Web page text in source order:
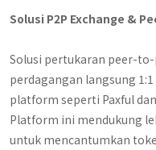
Solusi P2P Exchange &
Solusi pertukaran peer-
perdagangan langsung
platform seperti Paxful
Platform ini mendukung
untuk mencantumkan